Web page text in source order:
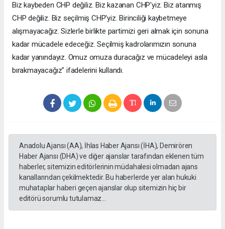
Biz kaybeden CHP değiliz. Biz kazanan CHP'yiz. Biz atanmış
CHP değiliz. Biz seçilmiş CHP'yiz. Birinciliği kaybetmeye
alışmayacağız. Sizlerle birlikte partimizi geri almak için sonuna
kadar mücadele edeceğiz. Seçilmiş kadrolarımızın sonuna
kadar yanındayız. Omuz omuza duracağız ve mücadeleyi asla
bırakmayacağız" ifadelerini kullandı.
Anadolu Ajansı (AA), İhlas Haber Ajansı (İHA), Demirören
Haber Ajansı (DHA) ve diğer ajanslar tarafından eklenen tüm
haberler, sitemizin editörlerinin müdahalesi olmadan ajans
kanallarından çekilmektedir. Bu haberlerde yer alan hukuki
muhataplar haberi geçen ajanslar olup sitemizin hiç bir
editörü sorumlu tutulamaz...